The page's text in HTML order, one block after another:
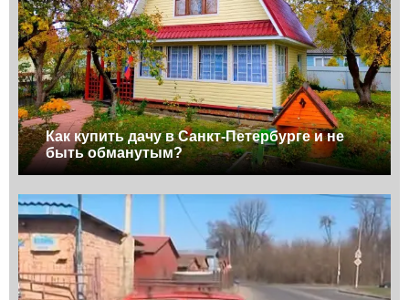
Как купить дачу в Санкт-Петербурге и не
быть обманутым?